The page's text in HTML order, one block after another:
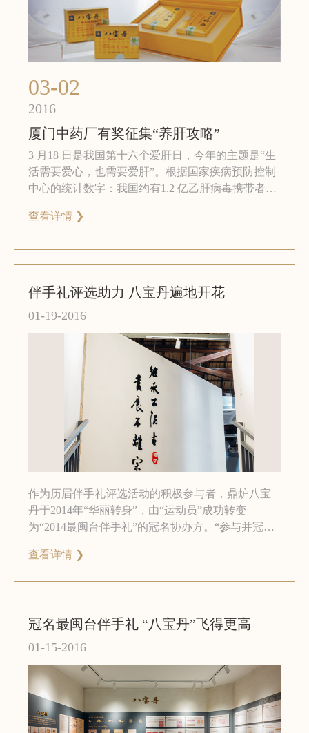
03-02
2016
厦门中药厂有奖征集“养肝攻略”
3 月18 日是我国第十六个爱肝日，今年的主题是“生
活需要爱心，也需要爱肝”。根据国家疾病预防控制
中心的统计数字：我国约有1.2 亿乙肝病毒携带者，
效的药物。在爱肝日来临之际，厦门电视台和厦门
比赛。详情如下：活动区域：福建省；义诊地点：
家将出席义诊现场；参与方法：扫描二维码，关注
微信获取活动信息。或前往省内各大连锁药房咨询
查看详情 ❯
伴手礼评选助力 八宝丹遍地开花
01-19-2016
作为历届伴手礼评选活动的积极参与者，鼎炉八宝
丹于2014年“华丽转身”，由“运动员”成功转变
为“2014最闽台伴手礼”的冠名协办方。“参与并冠名
八宝丹这一闽南灵药，销售渠道也更加广泛。”厦门
查看详情 ❯
冠名最闽台伴手礼 “八宝丹”飞得更高
01-15-2016